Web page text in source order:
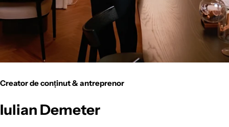
Creator de conținut & antreprenor
Iulian Demeter